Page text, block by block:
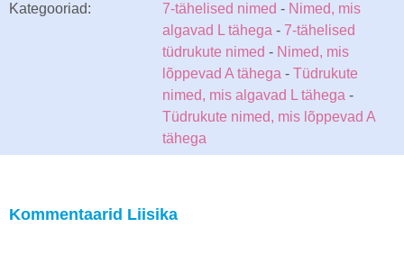
Kategooriad: 7-tähelised nimed - Nimed, mis
algavad L tähega - 7-tähelised
tüdrukute nimed - Nimed, mis
lõppevad A tähega - Tüdrukute
nimed, mis algavad L tähega -
Tüdrukute nimed, mis lõppevad A
tähega
Kommentaarid Liisika